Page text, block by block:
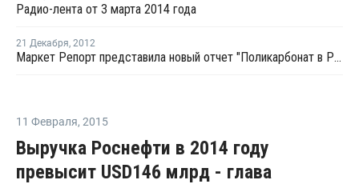
Радио-лента от 3 марта 2014 года
21 Декабря, 2012
Маркет Репорт представила новый отчет "Поликарбонат в России"
11 Февраля, 2015
Выручка Роснефти в 2014 году
превысит USD146 млрд - глава